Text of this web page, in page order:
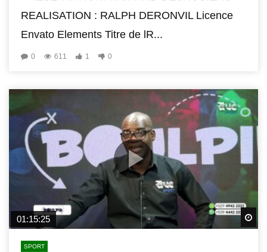
REALISATION : RALPH DERONVIL Licence
Envato Elements Titre de lR...
0 611 1 0
01:15:25
SPORT